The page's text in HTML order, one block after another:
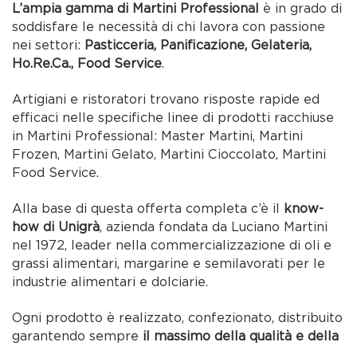
L’ampia gamma di Martini Professional è in grado di
soddisfare le necessità di chi lavora con passione
nei settori: Pasticceria, Panificazione, Gelateria,
Ho.Re.Ca., Food Service.
Artigiani e ristoratori trovano risposte rapide ed
efficaci nelle specifiche linee di prodotti racchiuse
in Martini Professional: Master Martini, Martini
Frozen, Martini Gelato, Martini Cioccolato, Martini
Food Service.
Alla base di questa offerta completa c’è il know-
how di Unigrà, azienda fondata da Luciano Martini
nel 1972, leader nella commercializzazione di oli e
grassi alimentari, margarine e semilavorati per le
industrie alimentari e dolciarie.
Ogni prodotto è realizzato, confezionato, distribuito
garantendo sempre il massimo della qualità e della